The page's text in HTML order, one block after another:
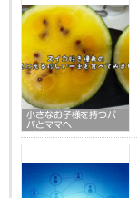
小さなお子様を持つパ
パとママへ